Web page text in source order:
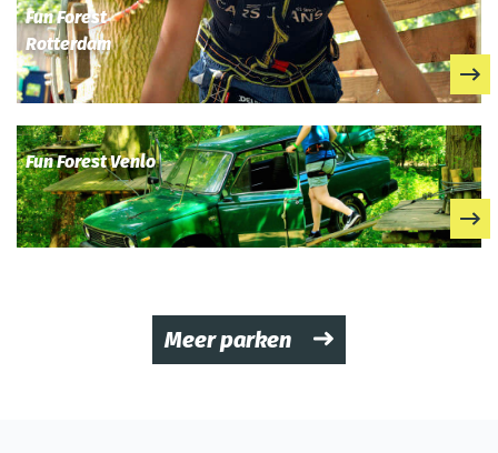
Fun Forest
Rotterdam
Fun Forest Venlo
Meer parken